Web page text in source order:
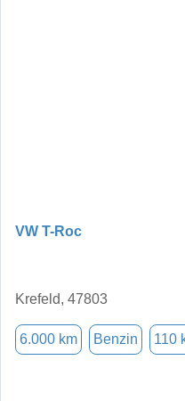
VW T-Roc
Krefeld, 47803
6.000 km Benzin 110